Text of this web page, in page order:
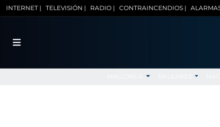
INTERNET | TELEVISIÓN | RADIO | CONTRAINCENDIOS |